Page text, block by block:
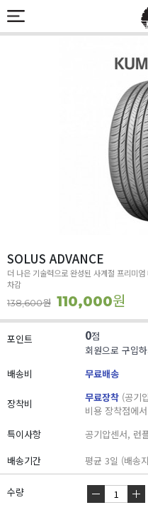
SOLUS ADVANCE
더 나은 기술력으로 완성된 사계절 프리미
차감
138,600원 110,000원
포인트 0점
회원으로 구입
배송비
무료배송
장착비 무료장착 (공기
비용 장착점에
특이사항
공기압센서, 런
배송기간
평균 3일 (배송
수량